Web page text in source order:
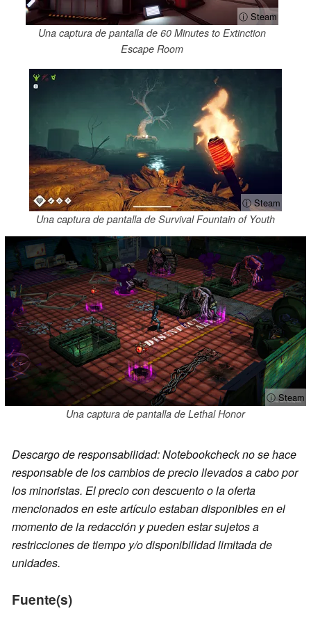
ⓘ Steam
Una captura de pantalla de 60 Minutes to Extinction
Escape Room
ⓘ Steam
Una captura de pantalla de Survival Fountain of Youth
ⓘ Steam
Una captura de pantalla de Lethal Honor
Descargo de responsabilidad: Notebookcheck no se hace
responsable de los cambios de precio llevados a cabo por
los minoristas. El precio con descuento o la oferta
mencionados en este artículo estaban disponibles en el
momento de la redacción y pueden estar sujetos a
restricciones de tiempo y/o disponibilidad limitada de
unidades.
Fuente(s)